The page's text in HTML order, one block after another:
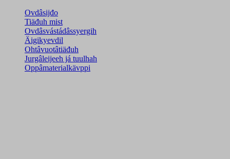
Ovdâsijđo
Tiäđuh mist
Ovdâsvástádâssyergih
Äigikyevdil
Ohtâvuotâtiäđuh
Jurgâleijeeh já tuulhah
Oppâmaterialkävppi